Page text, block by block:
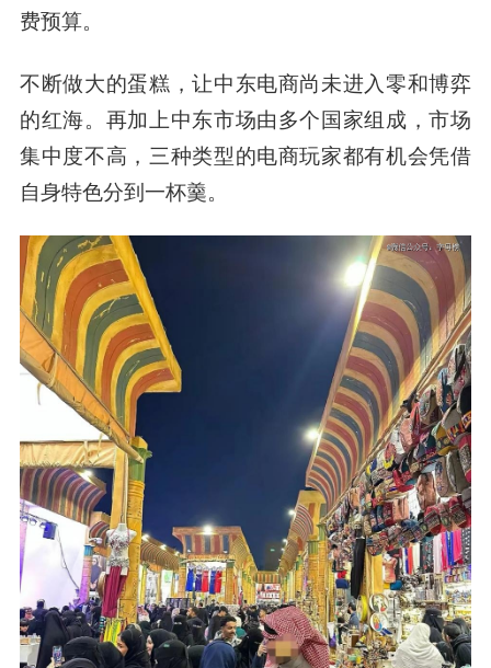
费预算。
不断做大的蛋糕，让中东电商尚未进入零和博弈
的红海。再加上中东市场由多个国家组成，市场
集中度不高，三种类型的电商玩家都有机会凭借
自身特色分到一杯羹。